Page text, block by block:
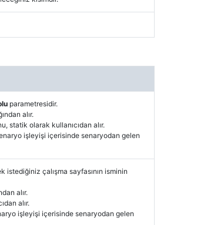
parametresidir.
alır.
statik olarak kullanıcıdan alır.
işleyişi içerisinde senaryodan gelen
istediğiniz çalışma sayfasının isminin
alır.
alır.
işleyişi içerisinde senaryodan gelen